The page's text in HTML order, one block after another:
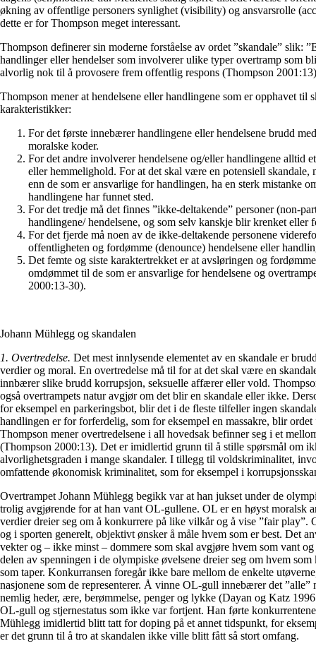
økning av offentlige personers synlighet (visibility) og ansvarsrolle
dette er for Thompson meget interessant.
Thompson definerer sin moderne forståelse av ordet ”skandale” slik:
handlinger eller hendelser som involverer ulike typer overtramp som
alvorlig nok til å provosere frem offentlig respons (Thompson
Thompson mener at hendelsene eller handlingene som er opphavet til
karakteristikker:
For det første innebærer handlingene eller hendelsene brudd
moralske koder.
For det andre involverer hendelsene og/eller handlingene alltid
eller hemmelighold. For at det skal være en potensiell skandale,
enn de som er ansvarlige for handlingen, ha en sterk mistanke
handlingene har funnet sted.
For det tredje må det finnes ”ikke-deltakende” personer (non-
handlingene/ hendelsene, og som selv kanskje blir krenket eller
For det fjerde må noen av de ikke-deltakende personene
offentligheten og fordømme (denounce) hendelsene eller
Det femte og siste karaktertrekket er at avsløringen og
omdømmet til de som er ansvarlige for hendelsene og
2000:13-30).
Johann Mühlegg og skandalen
1. Overtredelse. Det mest innlysende elementet av en skandale er
verdier og moral. En overtredelse må til for at det skal være en
innbærer slike brudd korrupsjon, seksuelle affærer eller vold.
også overtrampets natur avgjør om det blir en skandale eller ikke.
for eksempel en parkeringsbot, blir det i de fleste tilfeller ingen
handlingen er for forferdelig, som for eksempel en massakre, blir ordet
Thompson mener overtredelsene i all hovedsak befinner seg i et
(Thompson 2000:13). Det er imidlertid grunn til å stille spørsmål om
alvorlighetsgraden i mange skandaler. I tillegg til voldskriminalitet,
omfattende økonomisk kriminalitet, som for eksempel i
Overtrampet Johann Mühlegg begikk var at han jukset under de
trolig avgjørende for at han vant OL-gullene. OL er en høyst moralsk
verdier dreier seg om å konkurrere på like vilkår og å vise ”fair play”.
og i sporten generelt, objektivt ønsker å måle hvem som er best. Det
vekter og – ikke minst – dommere som skal avgjøre hvem som vant
delen av spenningen i de olympiske øvelsene dreier seg om hvem
som taper. Konkurransen foregår ikke bare mellom de enkelte
nasjonene som de representerer. Å vinne OL-gull innebærer det ”alle”
nemlig heder, ære, berømmelse, penger og lykke (Dayan og Katz
OL-gull og stjernestatus som ikke var fortjent. Han førte
Mühlegg imidlertid blitt tatt for doping på et annet tidspunkt, for
er det grunn til å tro at skandalen ikke ville blitt fått så stort omfang.